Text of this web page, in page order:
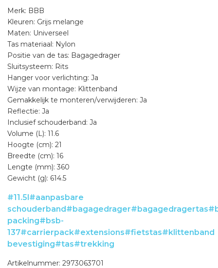
Merk: BBB
Kleuren: Grijs melange
Maten: Universeel
Tas materiaal: Nylon
Positie van de tas: Bagagedrager
Sluitsysteem: Rits
Hanger voor verlichting: Ja
Wijze van montage: Klittenband
Gemakkelijk te monteren/verwijderen: Ja
Reflectie: Ja
Inclusief schouderband: Ja
Volume (L): 11.6
Hoogte (cm): 21
Breedte (cm): 16
Lengte (mm): 360
Gewicht (g): 614.5
#11.5l#aanpasbare
schouderband#bagagedrager#bagagedragertas
packing#bsb-
137#carrierpack#extensions#fietstas#klittenband
bevestiging#tas#trekking
Artikelnummer: 2973063701